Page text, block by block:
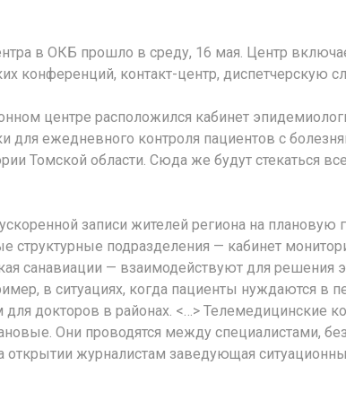
в ОКБ прошло в среду, 16 мая. Центр
конференций, контакт-центр, диспетчерскую
центре расположился кабинет
для ежедневного контроля пациентов с
Томской области. Сюда же будут стекаться
записи жителей региона на плановую
структурные подразделения — кабинет
санавиации — взаимодействуют для решения
в ситуациях, когда пациенты нуждаются в
для докторов в районах. <…> Телемедицинские
Они проводятся между специалистами, без
открытии журналистам заведующая